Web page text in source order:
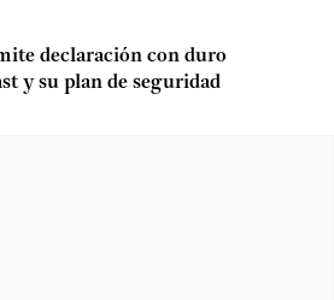
declaración con duro
y su plan de seguridad